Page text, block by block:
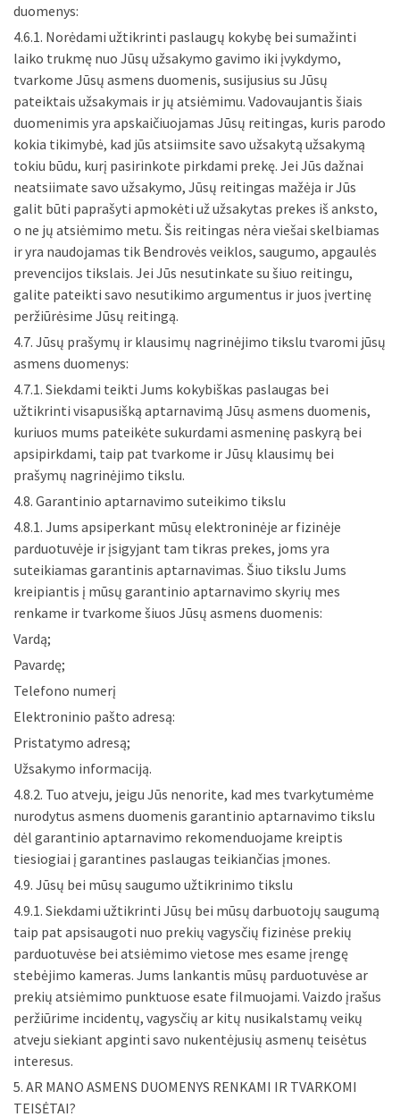
duomenys:
4.6.1. Norėdami užtikrinti paslaugų kokybę bei sumažinti
laiko trukmę nuo Jūsų užsakymo gavimo iki įvykdymo,
tvarkome Jūsų asmens duomenis, susijusius su Jūsų
pateiktais užsakymais ir jų atsiėmimu. Vadovaujantis šiais
duomenimis yra apskaičiuojamas Jūsų reitingas, kuris parodo
kokia tikimybė, kad jūs atsiimsite savo užsakytą užsakymą
tokiu būdu, kurį pasirinkote pirkdami prekę. Jei Jūs dažnai
neatsiimate savo užsakymo, Jūsų reitingas mažėja ir Jūs
galit būti paprašyti apmokėti už užsakytas prekes iš anksto,
o ne jų atsiėmimo metu. Šis reitingas nėra viešai skelbiamas
ir yra naudojamas tik Bendrovės veiklos, saugumo, apgaulės
prevencijos tikslais. Jei Jūs nesutinkate su šiuo reitingu,
galite pateikti savo nesutikimo argumentus ir juos įvertinę
peržiūrėsime Jūsų reitingą.
4.7. Jūsų prašymų ir klausimų nagrinėjimo tikslu tvaromi jūsų
asmens duomenys:
4.7.1. Siekdami teikti Jums kokybiškas paslaugas bei
užtikrinti visapusišką aptarnavimą Jūsų asmens duomenis,
kuriuos mums pateikėte sukurdami asmeninę paskyrą bei
apsipirkdami, taip pat tvarkome ir Jūsų klausimų bei
prašymų nagrinėjimo tikslu.
4.8. Garantinio aptarnavimo suteikimo tikslu
4.8.1. Jums apsiperkant mūsų elektroninėje ar fizinėje
parduotuvėje ir įsigyjant tam tikras prekes, joms yra
suteikiamas garantinis aptarnavimas. Šiuo tikslu Jums
kreipiantis į mūsų garantinio aptarnavimo skyrių mes
renkame ir tvarkome šiuos Jūsų asmens duomenis:
Vardą;
Pavardę;
Telefono numerį
Elektroninio pašto adresą:
Pristatymo adresą;
Užsakymo informaciją.
4.8.2. Tuo atveju, jeigu Jūs nenorite, kad mes tvarkytumėme
nurodytus asmens duomenis garantinio aptarnavimo tikslu
dėl garantinio aptarnavimo rekomenduojame kreiptis
tiesiogiai į garantines paslaugas teikiančias įmones.
4.9. Jūsų bei mūsų saugumo užtikrinimo tikslu
4.9.1. Siekdami užtikrinti Jūsų bei mūsų darbuotojų saugumą
taip pat apsisaugoti nuo prekių vagysčių fizinėse prekių
parduotuvėse bei atsiėmimo vietose mes esame įrengę
stebėjimo kameras. Jums lankantis mūsų parduotuvėse ar
prekių atsiėmimo punktuose esate filmuojami. Vaizdo įrašus
peržiūrime incidentų, vagysčių ar kitų nusikalstamų veikų
atveju siekiant apginti savo nukentėjusių asmenų teisėtus
interesus.
5. AR MANO ASMENS DUOMENYS RENKAMI IR TVARKOMI
TEISĖTAI?